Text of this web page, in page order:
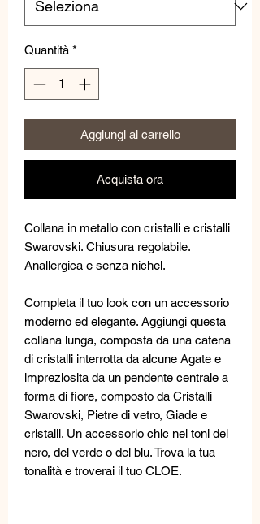
Quantità *
Aggiungi al carrello
Acquista ora
Collana in metallo con cristalli e cristalli
Swarovski. Chiusura regolabile.
Anallergica e senza nichel.
Completa il tuo look con un accessorio
moderno ed elegante. Aggiungi questa
collana lunga, composta da una catena
di cristalli interrotta da alcune Agate e
impreziosita da un pendente centrale a
forma di fiore, composto da Cristalli
Swarovski, Pietre di vetro, Giade e
cristalli. Un accessorio chic nei toni del
nero, del verde o del blu. Trova la tua
tonalità e troverai il tuo CLOE.